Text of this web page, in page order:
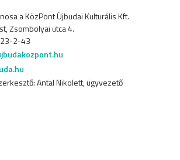
a KözPont Újbudai Kulturális Kft.
Zsombolyai utca 4.
2-43
Antal Nikolett, ügyvezető